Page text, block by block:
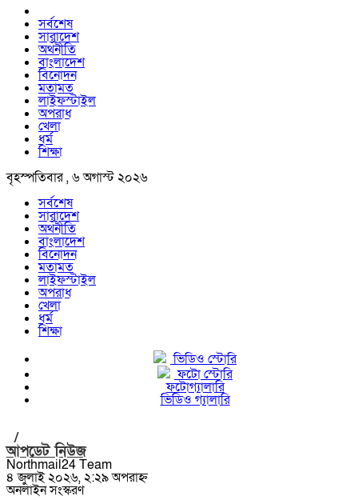
সর্বশেষ
সারাদেশ
অর্থনীতি
বাংলাদেশ
বিনোদন
মতামত
লাইফস্টাইল
অপরাধ
খেলা
ধর্ম
শিক্ষা
বৃহস্পতিবার , ৬ অগাস্ট ২০২৬
সর্বশেষ
সারাদেশ
অর্থনীতি
বাংলাদেশ
বিনোদন
মতামত
লাইফস্টাইল
অপরাধ
খেলা
ধর্ম
শিক্ষা
ভিডিও স্টোরি
ফটো স্টোরি
ফটোগ্যালারি
ভিডিও গ্যালারি
/
আপডেট নিউজ
Northmail24 Team
৪ জুলাই ২০২৬, ২:২৯ অপরাহ্ন
অনলাইন সংস্করণ